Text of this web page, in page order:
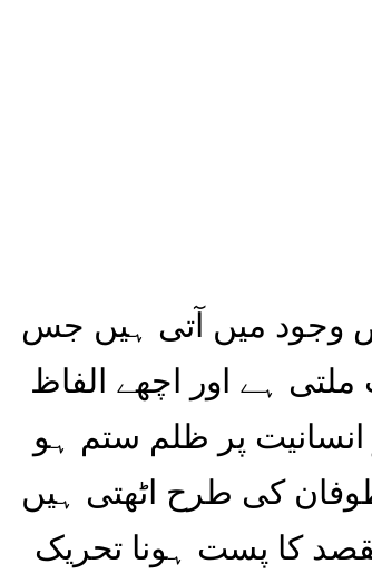
وجود میں آتی ہیں جس
ہے اور اچھے الفاظ
پر ظلم ستم ہو
کی طرح اٹھتی ہیں
کا پست ہونا تحریک